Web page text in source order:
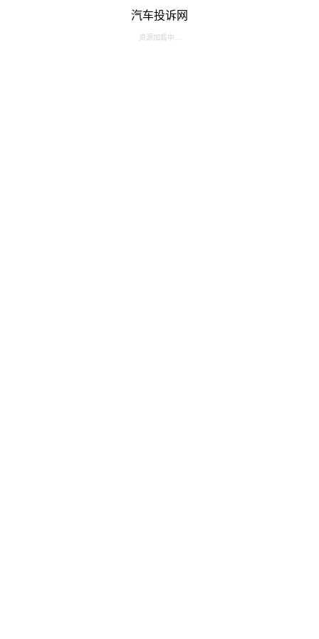
汽车投诉网
资源加载中...